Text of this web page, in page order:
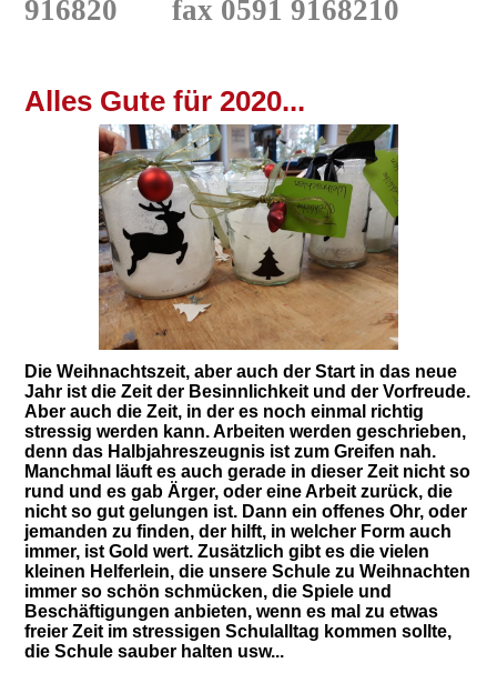
916820 fax 0591 9168210
Alles Gute für 2020...
Die Weihnachtszeit, aber auch der Start in das neue
Jahr ist die Zeit der Besinnlichkeit und der Vorfreude.
Aber auch die Zeit, in der es noch einmal richtig
stressig werden kann. Arbeiten werden geschrieben,
denn das Halbjahreszeugnis ist zum Greifen nah.
Manchmal läuft es auch gerade in dieser Zeit nicht so
rund und es gab Ärger, oder eine Arbeit zurück, die
nicht so gut gelungen ist. Dann ein offenes Ohr, oder
jemanden zu finden, der hilft, in welcher Form auch
immer, ist Gold wert. Zusätzlich gibt es die vielen
kleinen Helferlein, die unsere Schule zu Weihnachten
immer so schön schmücken, die Spiele und
Beschäftigungen anbieten, wenn es mal zu etwas
freier Zeit im stressigen Schulalltag kommen sollte,
die Schule sauber halten usw...